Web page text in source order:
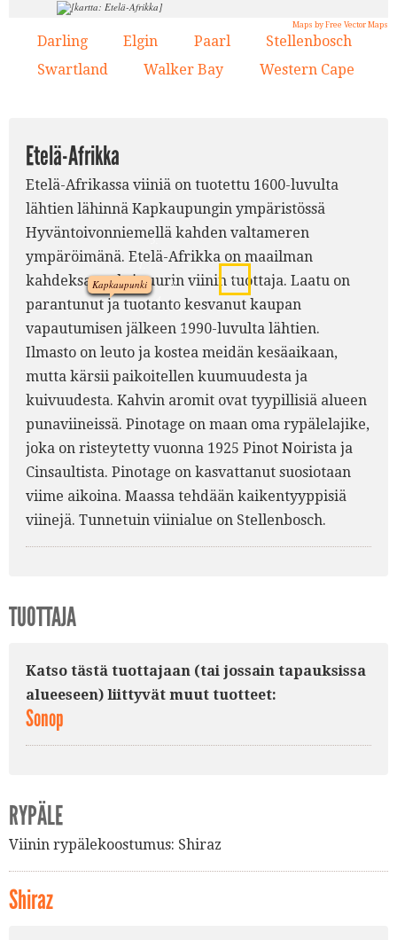
Kapkaupunki
1.
2.
3.
5.
6.
7.
Maps by Free Vector Maps
Darling Elgin Paarl Stellenbosch
Swartland Walker Bay Western Cape
Etelä-Afrikka
Etelä-Afrikassa viiniä on tuotettu 1600-luvulta
lähtien lähinnä Kapkaupungin ympäristössä
Hyväntoivonniemellä kahden valtameren
ympäröimänä. Etelä-Afrikka on maailman
kahdeksanneksi suurin viinin tuottaja. Laatu on
parantunut ja tuotanto kesvanut kaupan
vapautumisen jälkeen 1990-luvulta lähtien.
Ilmasto on leuto ja kostea meidän kesäaikaan,
mutta kärsii paikoitellen kuumuudesta ja
kuivuudesta. Kahvin aromit ovat tyypillisiä alueen
punaviineissä. Pinotage on maan oma rypälelajike,
joka on risteytetty vuonna 1925 Pinot Noirista ja
Cinsaultista. Pinotage on kasvattanut suosiotaan
viime aikoina. Maassa tehdään kaikentyyppisiä
viinejä. Tunnetuin viinialue on Stellenbosch.
TUOTTAJA
Katso tästä tuottajaan (tai jossain tapauksissa
alueeseen) liittyvät muut tuotteet:
Sonop
RYPÄLE
Viinin rypälekoostumus: Shiraz
Shiraz